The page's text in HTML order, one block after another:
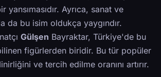
yansımasıdır. Ayrıca, sanat ve
da bu isim oldukça yaygındır.
Gülşen Bayraktar, Türkiye'de bu
figürlerden biridir. Bu tür popüler
ve tercih edilme oranını artırır.